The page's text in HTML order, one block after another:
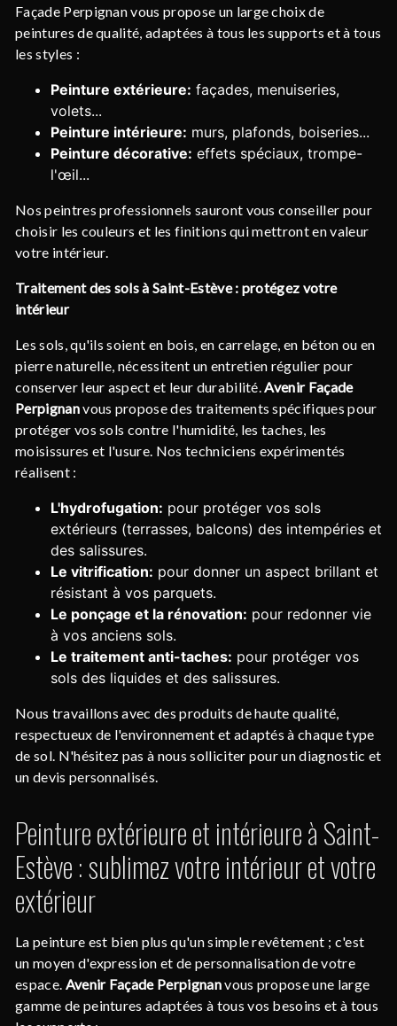
Façade Perpignan vous propose un large choix de
peintures de qualité, adaptées à tous les supports et à tous
les styles :
Peinture extérieure: façades, menuiseries,
volets...
Peinture intérieure: murs, plafonds, boiseries...
Peinture décorative: effets spéciaux, trompe-
l'œil...
Nos peintres professionnels sauront vous conseiller pour
choisir les couleurs et les finitions qui mettront en valeur
votre intérieur.
Traitement des sols à Saint-Estève : protégez votre
intérieur
Les sols, qu'ils soient en bois, en carrelage, en béton ou en
pierre naturelle, nécessitent un entretien régulier pour
conserver leur aspect et leur durabilité.Avenir Façade
Perpignanvous propose des traitements spécifiques pour
protéger vos sols contre l'humidité, les taches, les
moisissures et l'usure. Nos techniciens expérimentés
réalisent :
L'hydrofugation: pour protéger vos sols
extérieurs (terrasses, balcons) des intempéries et
des salissures.
Le vitrification: pour donner un aspect brillant et
résistant à vos parquets.
Le ponçage et la rénovation: pour redonner vie
à vos anciens sols.
Le traitement anti-taches: pour protéger vos
sols des liquides et des salissures.
Nous travaillons avec des produits de haute qualité,
respectueux de l'environnement et adaptés à chaque type
de sol. N'hésitez pas à nous solliciter pour un diagnostic et
un devis personnalisés.
Peinture extérieure et intérieure à Saint-
Estève : sublimez votre intérieur et votre
extérieur
La peinture est bien plus qu'un simple revêtement ; c'est
un moyen d'expression et de personnalisation de votre
espace. Avenir Façade Perpignanvous propose une large
gamme de peintures adaptées à tous vos besoins et à tous